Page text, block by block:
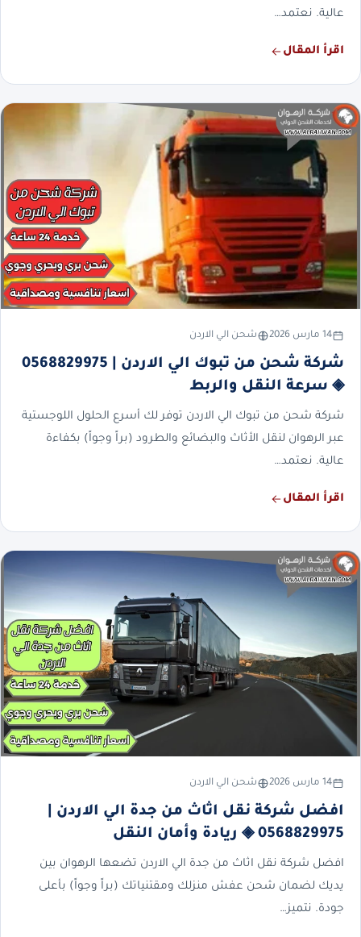
عالية. نعتمد…
اقرأ المقال
14 مارس 2026 شحن الي الاردن
شركة شحن من تبوك الي الاردن | 0568829975
◈ سرعة النقل والربط
شركة شحن من تبوك الي الاردن توفر لك أسرع الحلول اللوجستية
عبر الرهوان لنقل الأثاث والبضائع والطرود (براً وجواً) بكفاءة
عالية. نعتمد…
اقرأ المقال
14 مارس 2026 شحن الي الاردن
افضل شركة نقل اثاث من جدة الي الاردن |
0568829975 ◈ ريادة وأمان النقل
افضل شركة نقل اثاث من جدة الي الاردن تضعها الرهوان بين
يديك لضمان شحن عفش منزلك ومقتنياتك (براً وجواً) بأعلى
جودة. نتميز…